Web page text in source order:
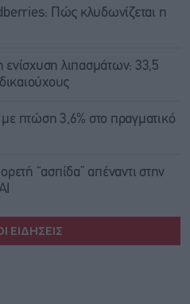
Πώς κλυδωνίζεται η
λιπασμάτων: 33,5
πτώση 3,6% στο πραγματικό
“ασπίδα” απέναντι στην
ΕΙΔΗΣΕΙΣ